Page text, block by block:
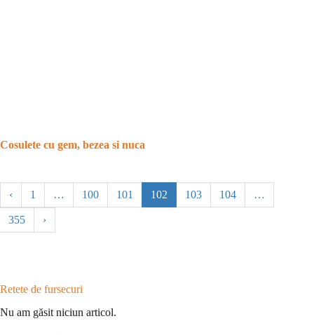
Cosulete cu gem, bezea si nuca
‹ 1 … 100 101 102 103 104 …
355 ›
Retete de fursecuri
Nu am găsit niciun articol.